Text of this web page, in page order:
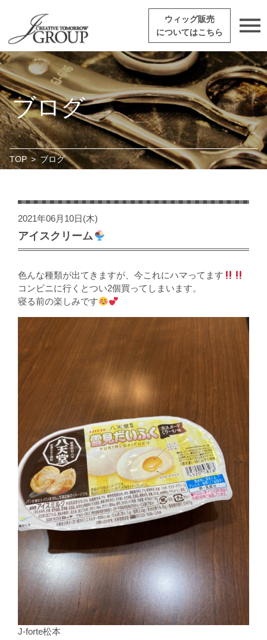
ウィッグ販売
についてはこちら
ブログ
TOP > ブログ
2021年06月10日(木)
アイスクリーム
色んな種類が出てきますが、今これにハマってます
コンビニに行くとつい2個買ってしまいます。
寝る前の楽しみです
J-forte松本